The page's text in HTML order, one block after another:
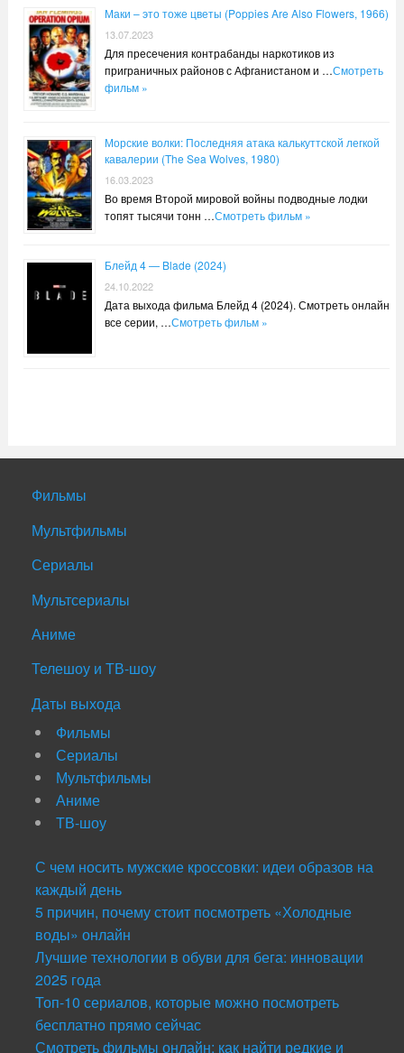
Маки – это тоже цветы (Poppies Are Also Flowers, 1966)
13.07.2023
Для пресечения контрабанды наркотиков из
приграничных районов с Афганистаном и …Смотреть
фильм »
Морские волки: Последняя атака калькуттской легкой
кавалерии (The Sea Wolves, 1980)
16.03.2023
Во время Второй мировой войны подводные лодки
топят тысячи тонн …Смотреть фильм »
Блейд 4 — Blade (2024)
24.10.2022
Дата выхода фильма Блейд 4 (2024). Смотреть онлайн
все серии, …Смотреть фильм »
Фильмы
Мультфильмы
Сериалы
Мультсериалы
Аниме
Телешоу и ТВ-шоу
Даты выхода
Фильмы
Сериалы
Мультфильмы
Аниме
ТВ-шоу
С чем носить мужские кроссовки: идеи образов на
каждый день
5 причин, почему стоит посмотреть «Холодные
воды» онлайн
Лучшие технологии в обуви для бега: инновации
2025 года
Топ-10 сериалов, которые можно посмотреть
бесплатно прямо сейчас
Смотреть фильмы онлайн: как найти редкие и